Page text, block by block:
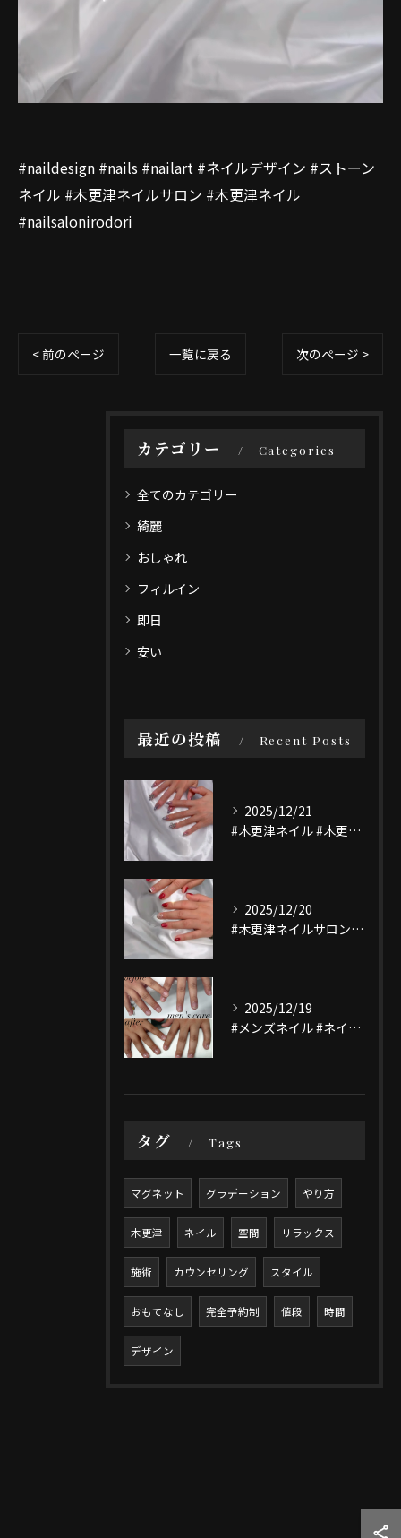
#naildesign #nails #nailart #ネイルデザイン #ストーン
ネイル #木更津ネイルサロン #木更津ネイル
#nailsalonirodori
< 前のページ 一覧に戻る 次のページ >
カテゴリー Categories
全てのカテゴリー
綺麗
おしゃれ
フィルイン
即日
安い
最近の投稿 Recent Posts
2025/12/21
#木更津ネイル #木更津ネイルサロン #マグネットネイル #...
2025/12/20
#木更津ネイルサロン #木更津ネイル #nailsaloni...
2025/12/19
#メンズネイル #ネイルテザイン #木更津ネイル#木更津ネイ...
タグ Tags
マグネット グラデーション やり方
木更津 ネイル 空間 リラックス
施術 カウンセリング スタイル
おもてなし 完全予約制 値段 時間
デザイン